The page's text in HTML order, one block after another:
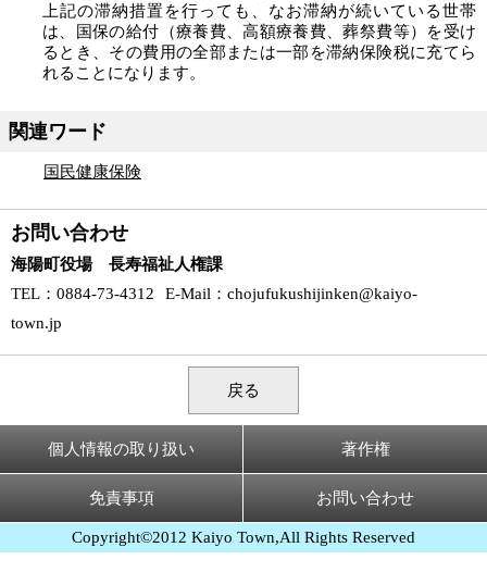
上記の滞納措置を行っても、なお滞納が続いている世帯
は、国保の給付（療養費、高額療養費、葬祭費等）を受け
るとき、その費用の全部または一部を滞納保険税に充てら
れることになります。
関連ワード
国民健康保険
お問い合わせ
海陽町役場 長寿福祉人権課
TEL ：0884-73-4312 E-Mail ： chojufukushijinken@kaiyo-
town.jp
戻る
個人情報の取り扱い 著作権
免責事項 お問い合わせ
Copyright©2012 Kaiyo Town,All Rights Reserved